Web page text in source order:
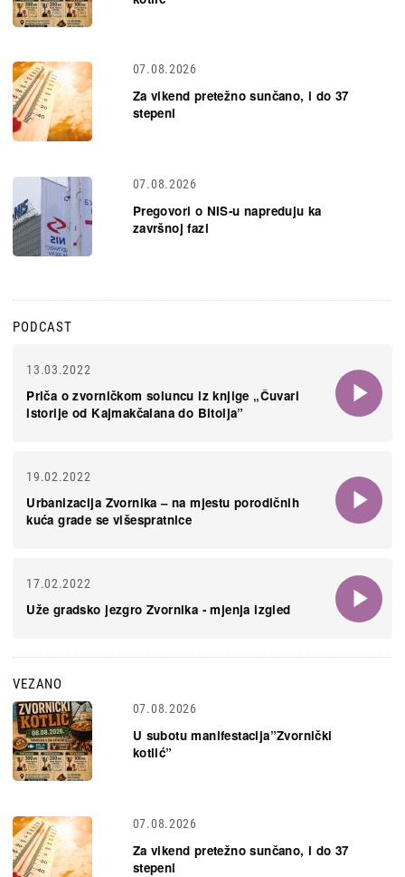
07.08.2026
Za vikend pretežno sunčano, i do 37
stepeni
07.08.2026
Pregovori o NIS-u napreduju ka
završnoj fazi
PODCAST
13.03.2022
Priča o zvorničkom soluncu iz knjige „Čuvari
istorije od Kajmakčalana do Bitolja”
19.02.2022
Urbanizacija Zvornika – na mjestu porodičnih
kuća grade se višespratnice
17.02.2022
Uže gradsko jezgro Zvornika - mjenja izgled
VEZANO
07.08.2026
U subotu manifestacija”Zvornički
kotlić”
07.08.2026
Za vikend pretežno sunčano, i do 37
stepeni